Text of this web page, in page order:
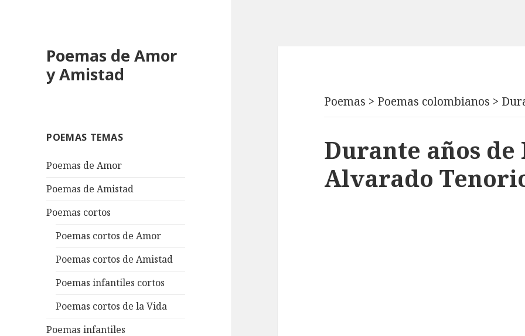
Poemas de Amor
y Amistad
POEMAS TEMAS
Poemas de Amor
Poemas de Amistad
Poemas cortos
Poemas cortos de Amor
Poemas cortos de Amistad
Poemas infantiles cortos
Poemas cortos de la Vida
Poemas infantiles
Poemas > Poemas colombianos >
Durante años
Alvarado